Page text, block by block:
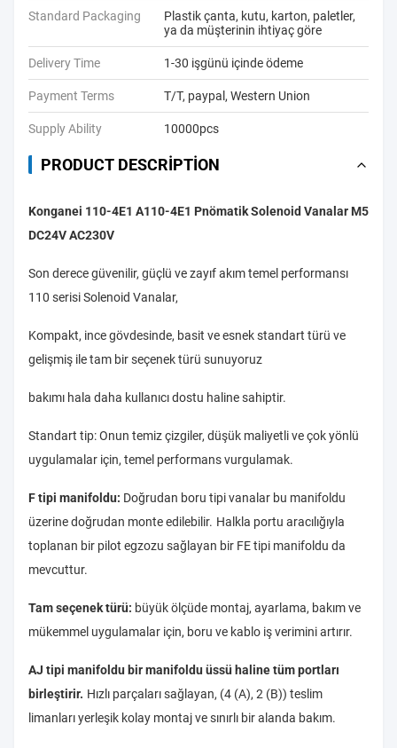
Standard Packaging
Plastik çanta, kutu, karton, paletler,
ya da müşterinin ihtiyaç göre
Delivery Time 1-30 işgünü içinde ödeme
Payment Terms T/T, paypal, Western Union
Supply Ability 10000pcs
PRODUCT DESCRIPTION
Konganei 110-4E1 A110-4E1 Pnömatik Solenoid Vanalar M5
DC24V AC230V
Son derece güvenilir, güçlü ve zayıf akım temel performansı
110 serisi Solenoid Vanalar,
Kompakt, ince gövdesinde, basit ve esnek standart türü ve
gelişmiş ile tam bir seçenek türü sunuyoruz
bakımı hala daha kullanıcı dostu haline sahiptir.
Standart tip: Onun temiz çizgiler, düşük maliyetli ve çok yönlü
uygulamalar için, temel performans vurgulamak.
F tipi manifoldu: Doğrudan boru tipi vanalar bu manifoldu
üzerine doğrudan monte edilebilir. Halkla portu aracılığıyla
toplanan bir pilot egzozu sağlayan bir FE tipi manifoldu da
mevcuttur.
Tam seçenek türü: büyük ölçüde montaj, ayarlama, bakım ve
mükemmel uygulamalar için, boru ve kablo iş verimini artırır.
AJ tipi manifoldu bir manifoldu üssü haline tüm portları
birleştirir. Hızlı parçaları sağlayan, (4 (A), 2 (B)) teslim
limanları yerleşik kolay montaj ve sınırlı bir alanda bakım.